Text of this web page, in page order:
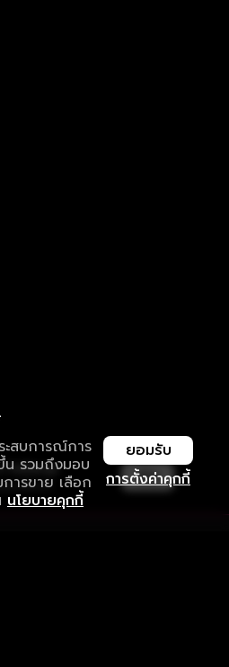
ะสบการณ์การ
น รวมถึงมอบ
ารขาย เลือก
นโยบายคุกกี้
การตั้งค่าคุกกี้
ยอมรับ
ไม่มีสะดุด
ชมที่ดีกว่า เปิด